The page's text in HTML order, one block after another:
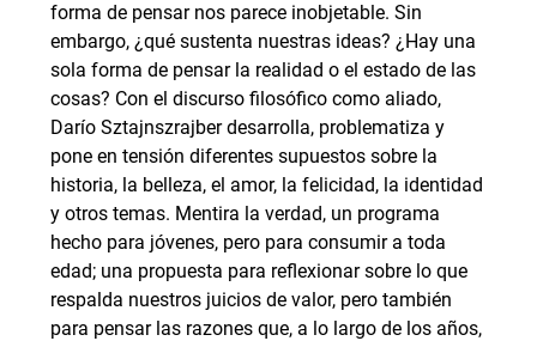
forma de pensar nos parece inobjetable. Sin
embargo, ¿qué sustenta nuestras ideas? ¿Hay una
sola forma de pensar la realidad o el estado de las
cosas? Con el discurso filosófico como aliado,
Darío Sztajnszrajber desarrolla, problematiza y
pone en tensión diferentes supuestos sobre la
historia, la belleza, el amor, la felicidad, la identidad
y otros temas. Mentira la verdad, un programa
hecho para jóvenes, pero para consumir a toda
edad; una propuesta para reflexionar sobre lo que
respalda nuestros juicios de valor, pero también
para pensar las razones que, a lo largo de los años,